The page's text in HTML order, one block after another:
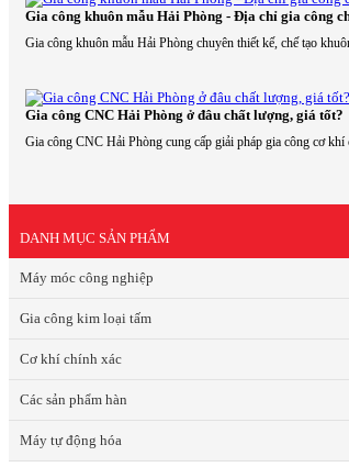
Gia công khuôn mẫu Hải Phòng - Địa chỉ gia công
Gia công khuôn mẫu Hải Phòng chuyên thiết kế, chế tạo
Gia công CNC Hải Phòng ở đâu chất lượng, giá tốt?
Gia công CNC Hải Phòng cung cấp giải pháp gia công cơ
DANH MỤC SẢN PHẨM
Máy móc công nghiệp
Gia công kim loại tấm
Cơ khí chính xác
Các sản phẩm hàn
Máy tự động hóa